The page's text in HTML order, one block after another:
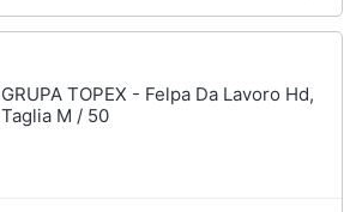
GRUPA TOPEX - Felpa Da Lavoro Hd,
Taglia M / 50